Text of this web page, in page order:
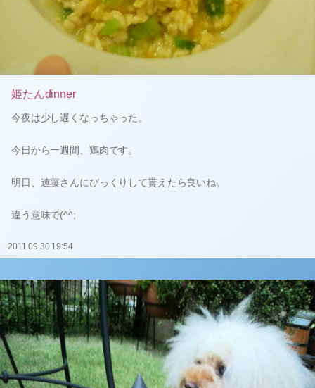
姫たんdinner
今夜は少し遅くなっちゃった。
今日から一週間、鶏肉です。
明日、遠藤さんにびっくりして貰えたら良いね。
違う意味で(^^;
2011.09.30 19:54